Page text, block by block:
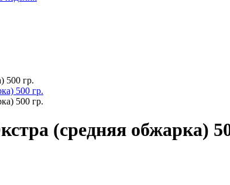
500 гр.
(средняя обжарка)